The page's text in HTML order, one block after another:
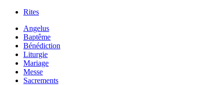
Rites
Angelus
Baptême
Bénédiction
Liturgie
Mariage
Messe
Sacrements